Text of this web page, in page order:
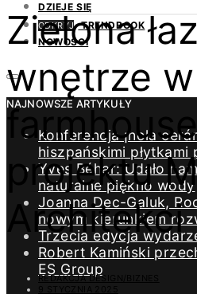
DZIEJE SIĘ
ODKRYJ TRENDBOOK
NOWOŚCI
NAJNOWSZE ARTYKUŁY
Konferencja ¡hola
hiszpańskimi płytkami
Yves Béhar: Udało
naturalne piękno wody
Joanna Dec-Galuk,
nowym kierunkiem
Trzecia edycja
Robert Kamiński
ES Group
Zielona
wnętrze
farmhouse
projektu
Architekci
REDAKCJA DESIGN/BIZNES